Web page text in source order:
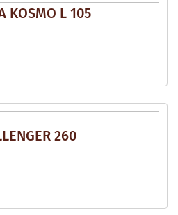
KOSMO L 105
260